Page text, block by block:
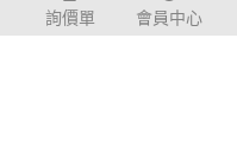
退換貨政策
詢價單 會員中心